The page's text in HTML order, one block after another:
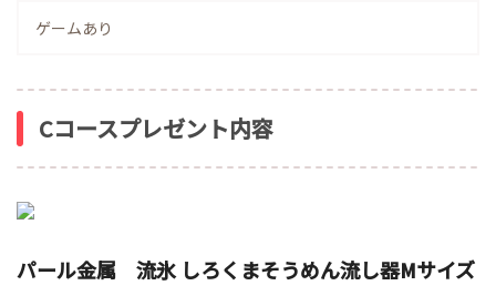
ゲームあり
Cコースプレゼント内容
パール金属 流氷 しろくまそうめん流し器Mサイズ